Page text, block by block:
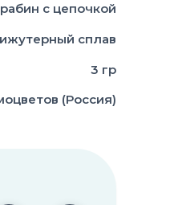
с цепочкой
сплав
3 гр
(Россия)